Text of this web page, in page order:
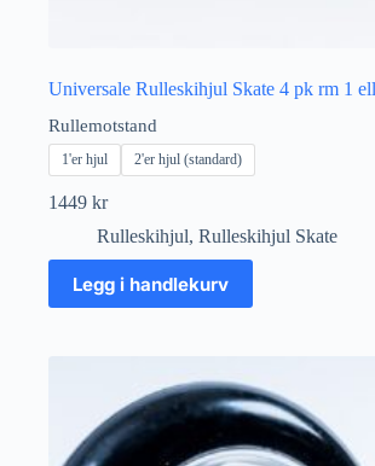
Universale Rulleskihjul Skate 4 pk rm 1
Rullemotstand
1'er hjul 2'er hjul (standard)
1449 kr
Rulleskihjul, Rulleskihjul Skate
Legg i handlekurv
Dette
produktet
har